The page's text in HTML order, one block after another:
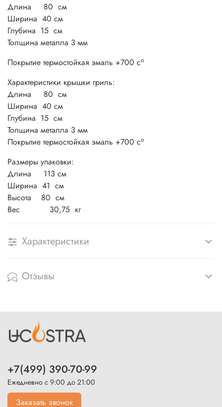
Длина 80 см
Ширина 40 см
Глубина 15 см
Толщина металла 3 мм
Покрытие термостойкая эмаль +700 со
Характеристики крышки гриль:
Длина 80 см
Ширина 40 см
Глубина 15 см
Толщина металла 3 мм
Покрытие термостойкая эмаль +700 со
Размеры упаковки:
Длина 113 см
Ширина 41 см
Высота 80 см
Вес 30,75 кг
Характеристики
Отзывы
+7(499) 390-70-99
Ежедневно с 9:00 до 21:00
Заказать звонок